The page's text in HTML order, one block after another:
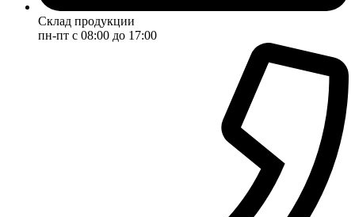
Склад продукции
пн-пт с 08:00 до 17:00